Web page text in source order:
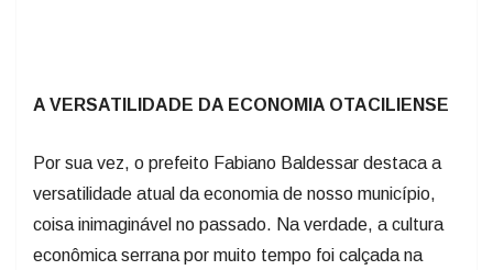
A VERSATILIDADE DA ECONOMIA OTACILIENSE
Por sua vez, o prefeito Fabiano Baldessar destaca a
versatilidade atual da economia de nosso município,
coisa inimaginável no passado. Na verdade, a cultura
econômica serrana por muito tempo foi calçada na